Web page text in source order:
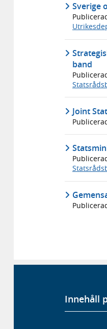
Sverige
band
Joint
Innehåll